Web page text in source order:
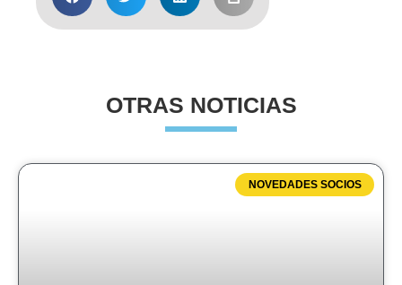
OTRAS NOTICIAS
NOVEDADES SOCIOS